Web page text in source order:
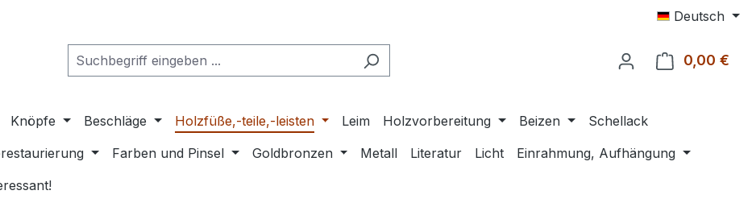
Deutsch
0,00 €
Knöpfe Beschläge Holzfüße,-teile,-leisten Leim Holzvorbereitung Beizen
Schellack
Farben und Pinsel Goldbronzen Metall Literatur Licht
Einrahmung, Aufhängung